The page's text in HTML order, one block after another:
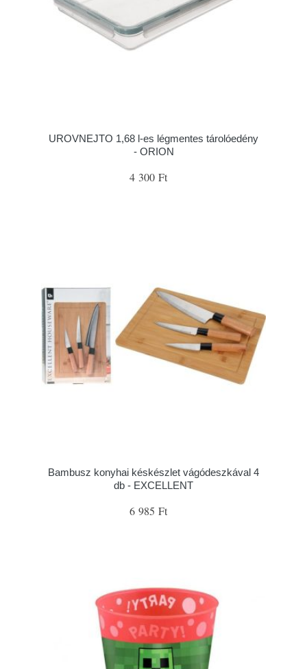
UROVNEJTO 1,68 l-es légmentes tárolóedény
- ORION
4 300 Ft
Bambusz konyhai késkészlet vágódeszkával 4
db - EXCELLENT
6 985 Ft